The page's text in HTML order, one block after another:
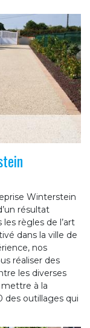
Winterstein
résultat
règles de l’art
dans la ville de
nos
réaliser des
les diverses
à la
des outillages qui